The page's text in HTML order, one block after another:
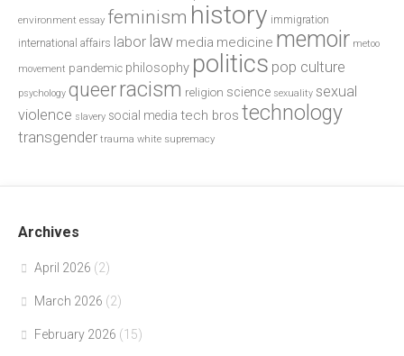
environment essay feminism history immigration
international affairs labor law media medicine memoir metoo
movement pandemic philosophy politics pop culture
psychology queerracism religion science sexuality sexual
violence slavery social media tech bros technology
transgender trauma white supremacy
Archives
April 2026 (2)
March 2026 (2)
February 2026 (15)